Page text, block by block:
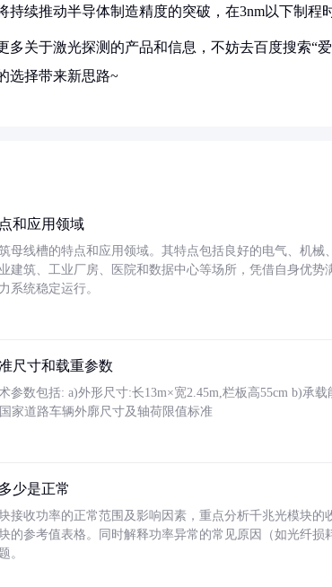
持续推动半导体制造精度的突破，在3nm以下制程
多关于激光探测的产品和信息，不妨去百度搜索“
选择带来新思路~
和应用领域
母线槽的特点和应用领域。其特点包括良好的电气、机械
建筑、工业厂房、医院和数据中心等场所，凭借自身优势
系统稳定运行。
尺寸和载重参数
参数包括: a)外形尺寸:长13m×宽2.45m,栏板高55cm b)承
家道路车辆外廓尺寸及轴荷限值标准
少是正常
接收功率的正常范围及影响因素，重点分析千兆光模块的
的参考值表格。同时解释功率异常的常见原因（如光纤
。